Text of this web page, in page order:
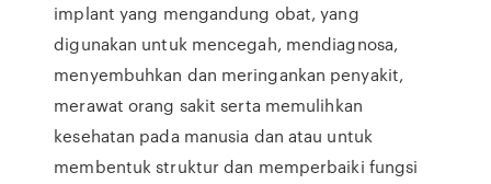
implant yang mengandung obat, yang
digunakan untuk mencegah, mendiagnosa,
menyembuhkan dan meringankan penyakit,
merawat orang sakit serta memulihkan
kesehatan pada manusia dan atau untuk
membentuk struktur dan memperbaiki fungsi